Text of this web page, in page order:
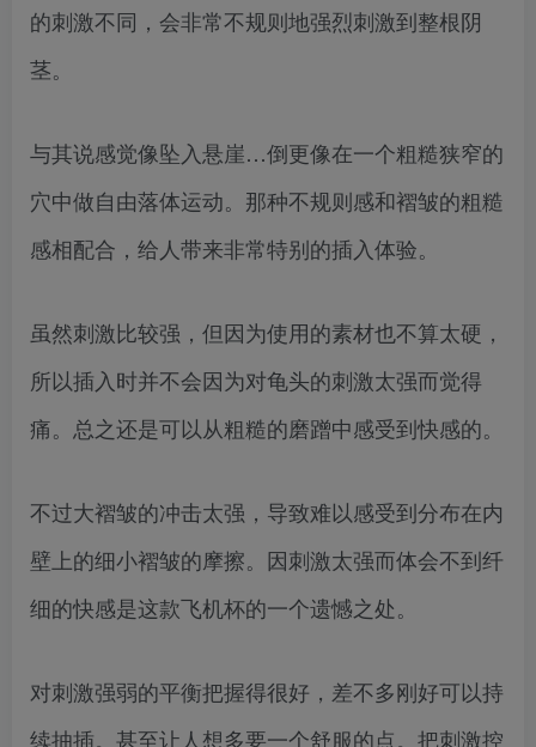
的刺激不同，会非常不规则地强烈刺激到整根阴
茎。
与其说感觉像坠入悬崖…倒更像在一个粗糙狭窄的
穴中做自由落体运动。那种不规则感和褶皱的粗糙
感相配合，给人带来非常特别的插入体验。
虽然刺激比较强，但因为使用的素材也不算太硬，
所以插入时并不会因为对龟头的刺激太强而觉得
痛。总之还是可以从粗糙的磨蹭中感受到快感的。
不过大褶皱的冲击太强，导致难以感受到分布在内
壁上的细小褶皱的摩擦。因刺激太强而体会不到纤
细的快感是这款飞机杯的一个遗憾之处。
对刺激强弱的平衡把握得很好，差不多刚好可以持
续抽插。甚至让人想多要一个舒服的点。把刺激控